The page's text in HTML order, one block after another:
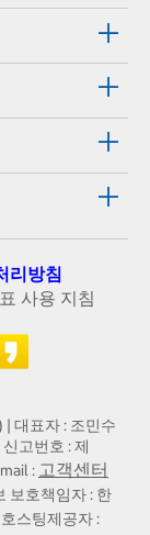
리방침
사용 지침
대표자 : 조민수
고번호 : 제
: 고객센터
보호책임자 : 한
스팅제공자 :